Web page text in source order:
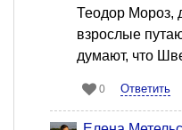
Теодор Мороз,
взрослые
думают, что
0 Ответить